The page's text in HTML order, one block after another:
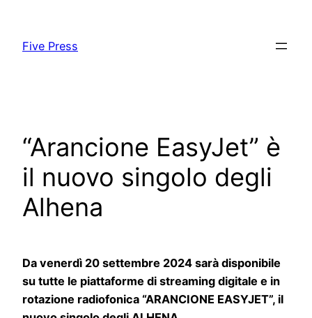
content
Five Press
“Arancione EasyJet” è
il nuovo singolo degli
Alhena
Da venerdì 20 settembre 2024 sarà disponibile
su tutte le piattaforme di streaming digitale e in
rotazione radiofonica “ARANCIONE EASYJET”, il